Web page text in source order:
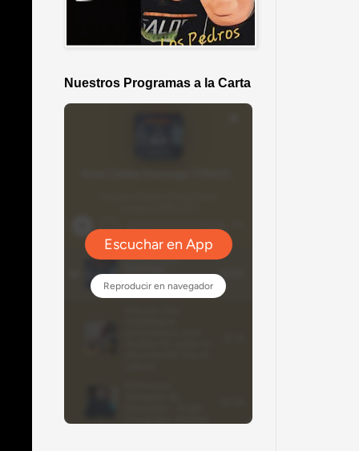
Nuestros Programas a la Carta